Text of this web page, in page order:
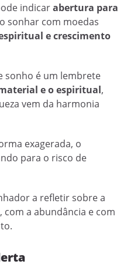
indicarabertura para
sonhar com moedas
e crescimento
sonho é um lembrete
e o espiritual,
vem da harmonia
exagerada, o
para o risco de
a refletir sobre a
a abundância e com